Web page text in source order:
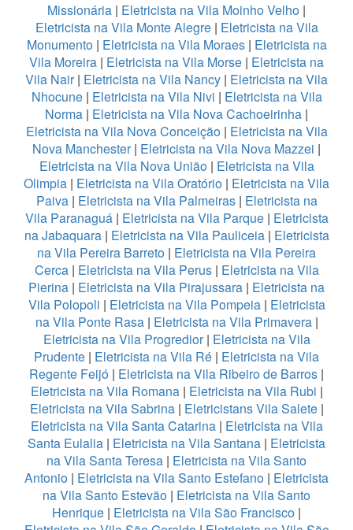
Missionária | Eletricista na Vila Moinho Velho |
Eletricista na Vila Monte Alegre| Eletricista na Vila
Monumento| Eletricista na Vila Moraes| Eletricista na
Vila Moreira | Eletricista na Vila Morse | Eletricista na
Vila Nair| Eletricista na Vila Nancy | Eletricista na Vila
Nhocune| Eletricista na Vila Nivi | Eletricista na Vila
Norma | Eletricista na Vila Nova Cachoeirinha |
Eletricista na Vila Nova Conceição| Eletricista na Vila
Nova Manchester| Eletricista na Vila Nova Mazzei |
Eletricista na Vila Nova União| Eletricista na Vila
Olimpia | Eletricista na Vila Oratório | Eletricista na Vila
Paiva| Eletricista na Vila Palmeiras| Eletricista na
Vila Paranaguá| Eletricista na Vila Parque| Eletricista
na Jabaquara| Eletricista na Vila Pauliceia| Eletricista
na Vila Pereira Barreto | Eletricista na Vila Pereira
Cerca| Eletricista na Vila Perus| Eletricista na Vila
Pierina | Eletricista na Vila Pirajussara | Eletricista na
Vila Polopoli | Eletricista na Vila Pompeia| Eletricista
na Vila Ponte Rasa| Eletricista na Vila Primavera|
Eletricista na Vila Progredior| Eletricista na Vila
Prudente | Eletricista na Vila Ré | Eletricista na Vila
Regente Feijó | Eletricista na Vila Ribeiro de Barros |
Eletricista na Vila Romana| Eletricista na Vila Rubi |
Eletricista na Vila Sabrina| Eletricistans Vila Salete|
Eletricista na Vila Santa Catarina| Eletricista na Vila
Santa Eulalia | Eletricista na Vila Santana | Eletricista
na Vila Santa Teresa | Eletricista na Vila Santo
Antonio | Eletricista na Vila Santo Estefano | Eletricista
na Vila Santo Estevão | Eletricista na Vila Santo
Henrique | Eletricista na Vila São Francisco |